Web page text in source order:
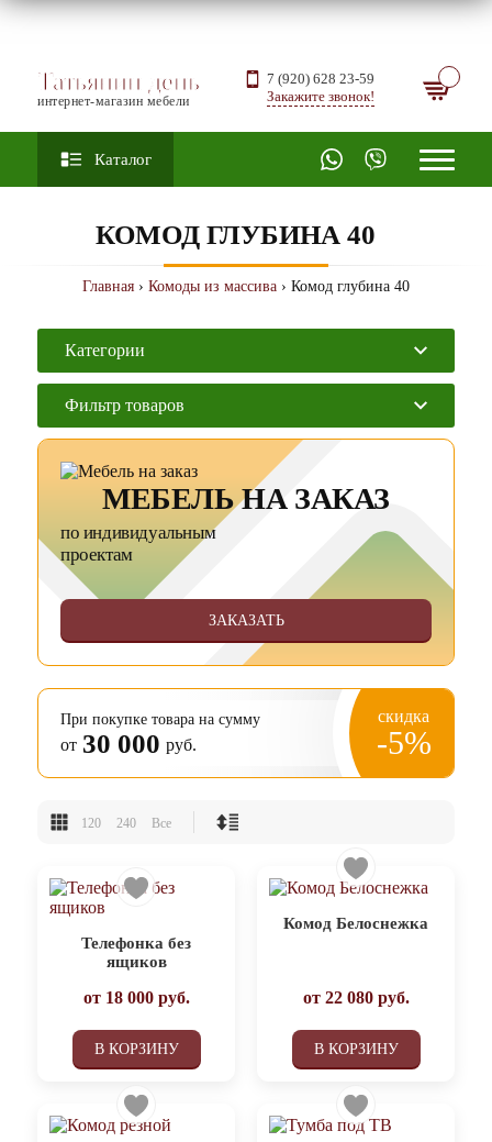
Татьянин день
интернет-магазин мебели
7 (920) 628 23-59
Закажите звонок!
Каталог
КОМОД ГЛУБИНА 40
Главная › Комоды из массива › Комод глубина 40
Категории
Фильтр товаров
МЕБЕЛЬ НА ЗАКАЗ
по индивидуальным
проектам
ЗАКАЗАТЬ
При покупке товара на сумму
от 30 000 руб.
скидка
-5%
120 240 Все
Телефонка без
ящиков
от 18 000руб.
В КОРЗИНУ
Комод Белоснежка
от 22 080руб.
В КОРЗИНУ